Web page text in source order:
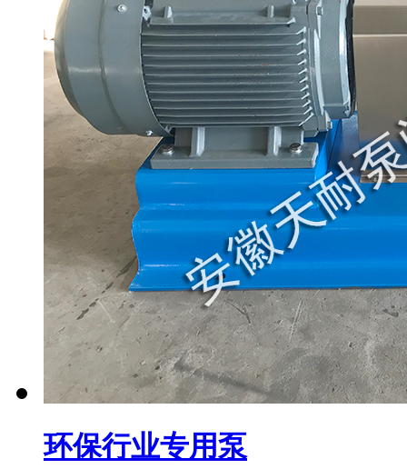
环保行业专用泵